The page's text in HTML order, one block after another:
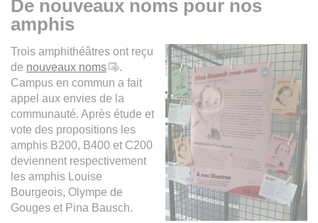
De nouveaux noms pour nos
amphis
Trois amphithéâtres ont reçu
de nouveaux noms
.
Campus en commun a fait
appel aux envies de la
communauté. Après étude et
vote des propositions les
amphis B200, B400 et C200
deviennent respectivement
les amphis Louise
Bourgeois, Olympe de
Gouges et Pina Bausch.